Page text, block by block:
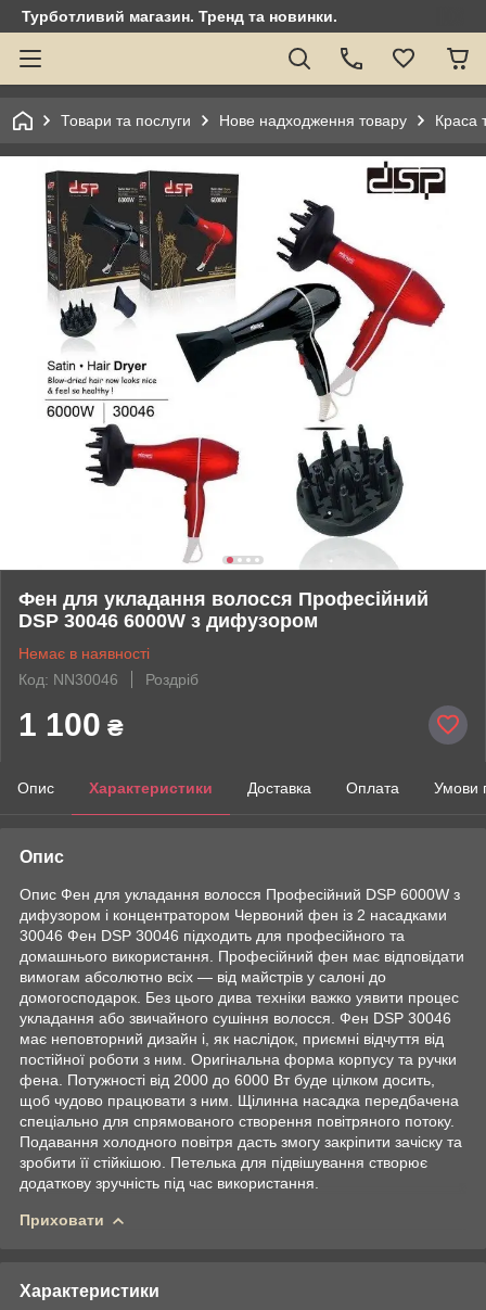
Турботливий магазин. Тренд та новинки.
Товари та послуги Нове надходження товару Краса
Фен для укладання волосся Професійний
DSP 30046 6000W з дифузором
Немає в наявності
Код: NN30046
Роздріб
1 100 ₴
Опис Характеристики Доставка Оплата Умови
Опис
Опис Фен для укладання волосся Професійний DSP 6000W з
дифузором і концентратором Червоний фен із 2 насадками
30046 Фен DSP 30046 підходить для професійного та
домашнього використання. Професійний фен має відповідати
вимогам абсолютно всіх — від майстрів у салоні до
домогосподарок. Без цього дива техніки важко уявити процес
укладання або звичайного сушіння волосся. Фен DSP 30046
має неповторний дизайн і, як наслідок, приємні відчуття від
постійної роботи з ним. Оригінальна форма корпусу та ручки
фена. Потужності від 2000 до 6000 Вт буде цілком досить,
щоб чудово працювати з ним. Щілинна насадка передбачена
спеціально для спрямованого створення повітряного потоку.
Подавання холодного повітря дасть змогу закріпити зачіску та
зробити її стійкішою. Петелька для підвішування створює
додаткову зручність під час використання.
Приховати
Характеристики